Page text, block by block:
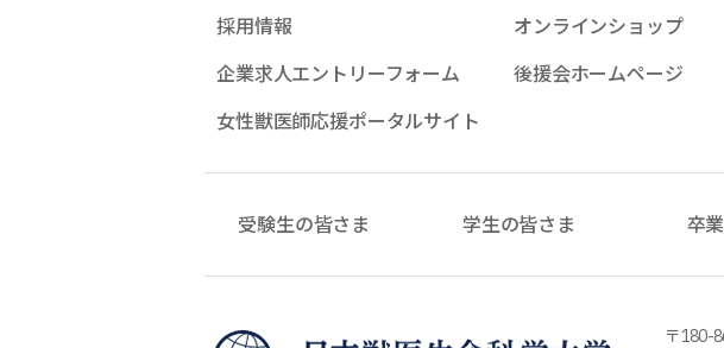
採用情報 オンラインショップ
企業求人エントリーフォーム
後援会ホームページ
女性獣医師応援ポータルサイト
受験生の皆さま 学生の皆さま 卒
〒180-